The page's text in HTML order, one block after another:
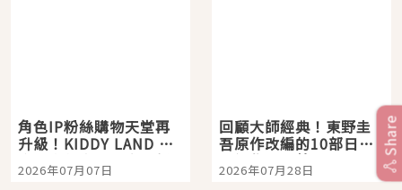
角色IP粉絲購物天堂再
升級！KIDDY LAND 原
宿店吉伊卡哇迎客，新
開幕 OMOKADO 店3分
2026年07月07日
回顧大師經典！東野圭
吾原作改編的10部日本
影視作品推薦
2026年07月28日
Share